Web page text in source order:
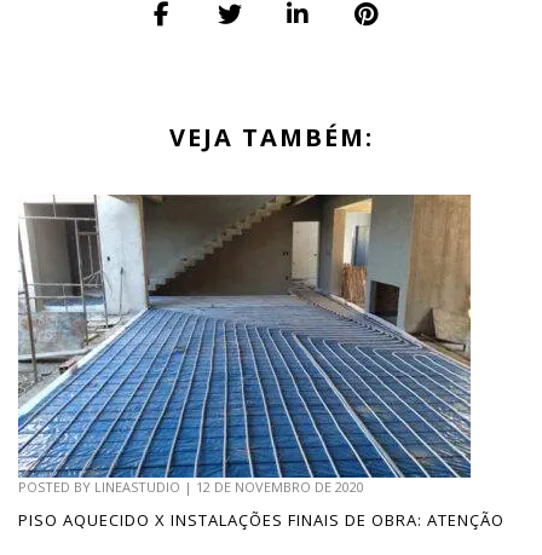
VEJA TAMBÉM:
POSTED BY LINEASTUDIO | 12 DE NOVEMBRO DE 2020
PISO AQUECIDO X INSTALAÇÕES FINAIS DE OBRA: ATENÇÃO